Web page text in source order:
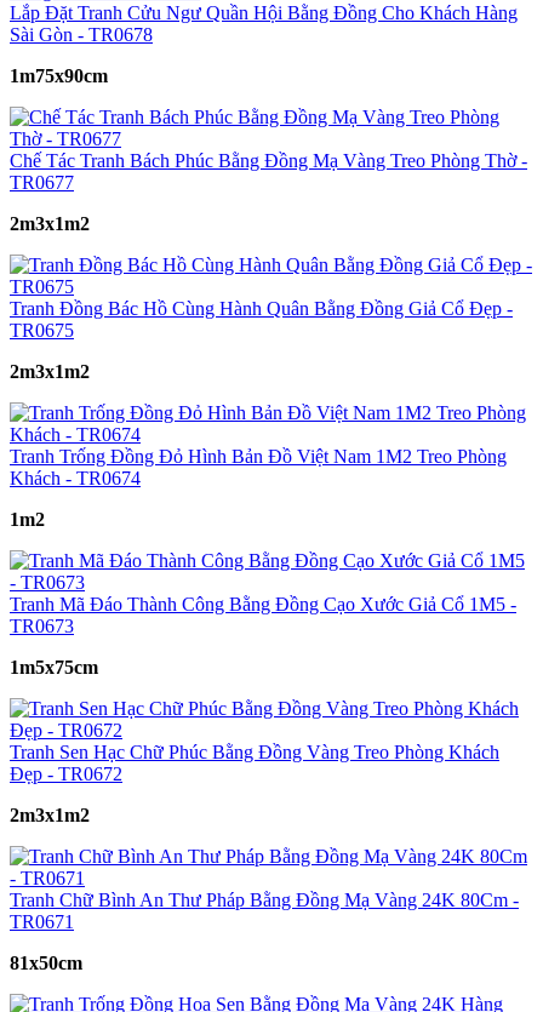
Lắp Đặt Tranh Cửu Ngư Quần Hội Bằng Đồng Cho Khách Hàng
Sài Gòn - TR0678
1m75x90cm
Chế Tác Tranh Bách Phúc Bằng Đồng Mạ Vàng Treo Phòng Thờ -
TR0677
2m3x1m2
Tranh Đồng Bác Hồ Cùng Hành Quân Bằng Đồng Giả Cổ Đẹp -
TR0675
2m3x1m2
Tranh Trống Đồng Đỏ Hình Bản Đồ Việt Nam 1M2 Treo Phòng
Khách - TR0674
1m2
Tranh Mã Đáo Thành Công Bằng Đồng Cạo Xước Giả Cổ 1M5 -
TR0673
1m5x75cm
Tranh Sen Hạc Chữ Phúc Bằng Đồng Vàng Treo Phòng Khách
Đẹp - TR0672
2m3x1m2
Tranh Chữ Bình An Thư Pháp Bằng Đồng Mạ Vàng 24K 80Cm -
TR0671
81x50cm